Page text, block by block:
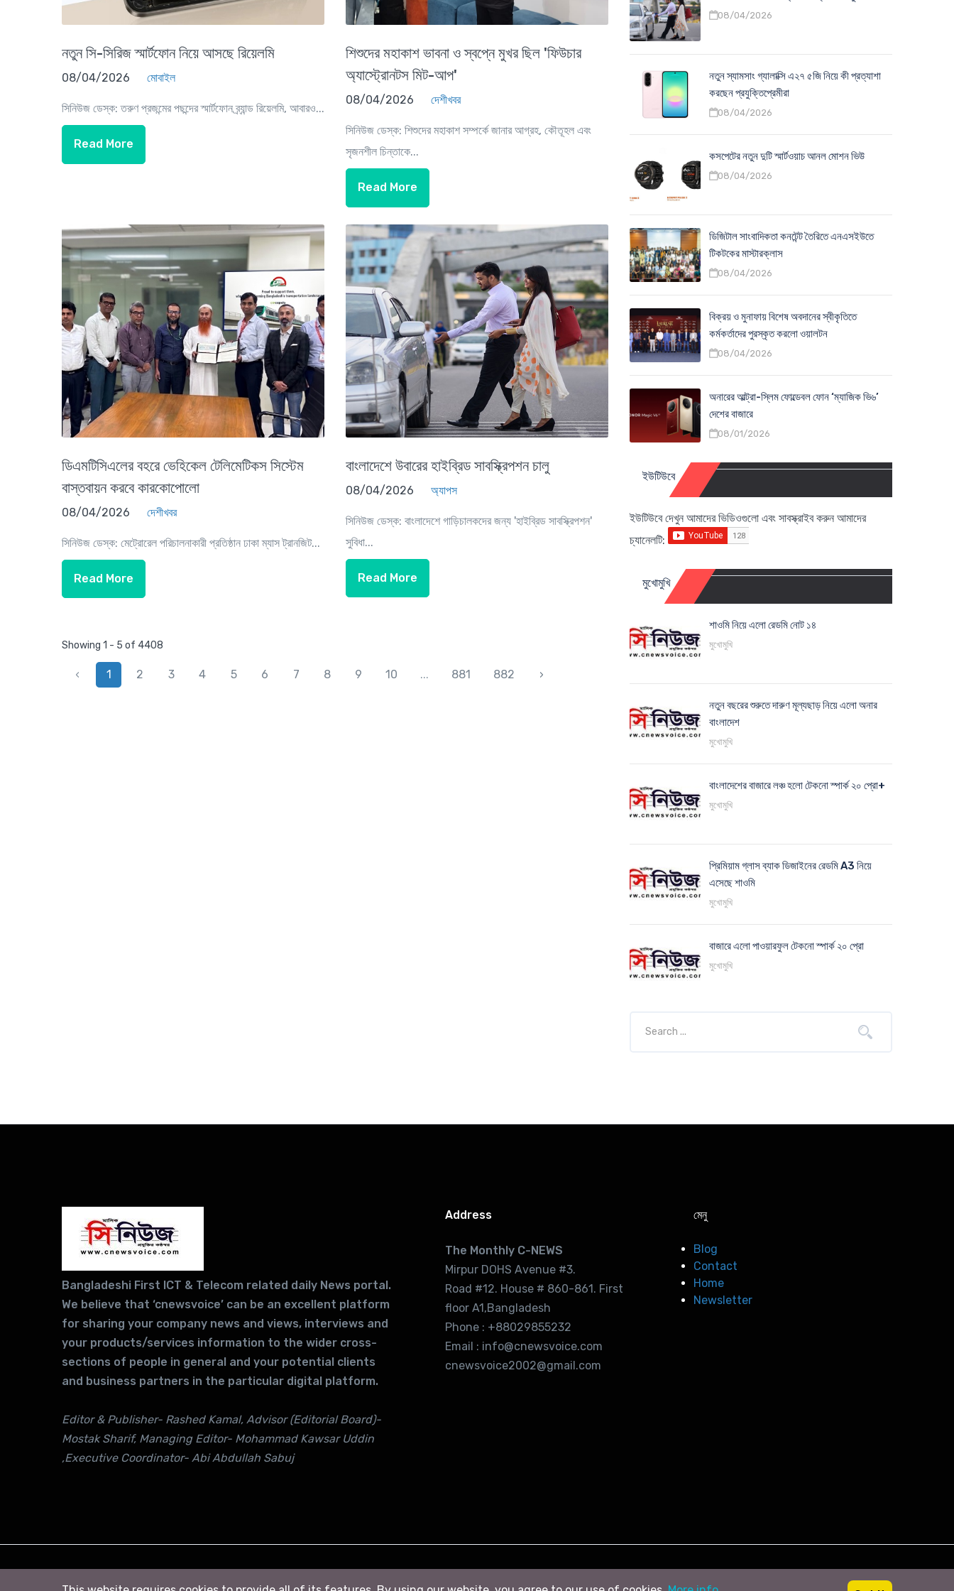
নতুন সি-সিরিজ স্মার্টফোন নিয়ে আসছে রিয়েলমি
08/04/2026 মোবাইল
সিনিউজ ডেস্ক: তরুণ প্রজন্মের পছন্দের স্মার্টফোন ব্র্যান্ড রিয়েলমি, আবারও...
Read More
শিশুদের মহাকাশ ভাবনা ও স্বপ্নে মুখর ছিল 'ফিউচার
অ্যাস্ট্রোনটস মিট-আপ'
08/04/2026 দেশীখবর
সিনিউজ ডেস্ক: শিশুদের মহাকাশ সম্পর্কে জানার আগ্রহ, কৌতূহল এবং
সৃজনশীল চিন্তাকে...
Read More
ডিএমটিসিএলের বহরে ভেহিকেল টেলিমেটিকস সিস্টেম
বাস্তবায়ন করবে কারকোপোলো
08/04/2026 দেশীখবর
সিনিউজ ডেস্ক: মেট্রোরেল পরিচালনাকারী প্রতিষ্ঠান ঢাকা ম্যাস ট্রানজিট...
Read More
বাংলাদেশে উবারের হাইব্রিড সাবস্ক্রিপশন চালু
08/04/2026 অ্যাপস
সিনিউজ ডেস্ক: বাংলাদেশে গাড়িচালকদের জন্য 'হাইব্রিড সাবস্ক্রিপশন'
সুবিধা...
Read More
Showing 1 - 5 of 4408
‹ 1 2 3 4 5 6 7 8 9 10 ... 881 882 ›
08/04/2026
নতুন স্যামসাং গ্যালাক্সি এ২৭ ৫জি নিয়ে কী প্রত্যাশা
করছেন প্রযুক্তিপ্রেমীরা
08/04/2026
কসপেটের নতুন দুটি স্মার্টওয়াচ আনল মোশন ভিউ
08/04/2026
ডিজিটাল সাংবাদিকতা কনটেন্ট তৈরিতে এনএসইউতে
টিকটকের মাস্টারক্লাস
08/04/2026
বিক্রয় ও মুনাফায় বিশেষ অবদানের স্বীকৃতিতে
কর্মকর্তাদের পুরস্কৃত করলো ওয়ালটন
08/04/2026
অনারের আল্ট্রা-স্লিম ফোল্ডেবল ফোন ‘ম্যাজিক ভি৬’
দেশের বাজারে
08/01/2026
ইউটিউবে
ইউটিউবে দেখুন আমাদের ভিডিওগুলো এবং সাবস্ক্রাইব করুন আমাদের
চ্যানেলটি:
মুখোমুখি
শাওমি নিয়ে এলো রেডমি নোট ১৪
মুখোমুখি
নতুন বছরের শুরুতে দারুণ মূল্যছাড় নিয়ে এলো অনার
বাংলাদেশ
মুখোমুখি
বাংলাদেশের বাজারে লঞ্চ হলো টেকনো স্পার্ক ২০ প্রো+
মুখোমুখি
প্রিমিয়াম গ্লাস ব্যাক ডিজাইনের রেডমি A3 নিয়ে
এসেছে শাওমি
মুখোমুখি
বাজারে এলো পাওয়ারফুল টেকনো স্পার্ক ২০ প্রো
মুখোমুখি
Bangladeshi First ICT & Telecom related daily News portal.
We believe that ‘cnewsvoice’ can be an excellent platform
for sharing your company news and views, interviews and
your products/services information to the wider cross-
sections of people in general and your potential clients
and business partners in the particular digital platform.
Editor & Publisher- Rashed Kamal, Advisor (Editorial Board)-
Mostak Sharif, Managing Editor- Mohammad Kawsar Uddin
,Executive Coordinator- Abi Abdullah Sabuj
Address
The Monthly C-NEWS
Mirpur DOHS Avenue #3.
Road #12. House # 860-861. First
floor A1,Bangladesh
Phone : +88029855232
Email : info@cnewsvoice.com
cnewsvoice2002@gmail.com
মেনু
Blog
Contact
Home
Newsletter